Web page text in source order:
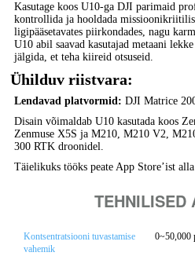
Kasutage koos U10-ga DJI parimaid
kontrollida ja hooldada
ligipääsetavates piirkondades, nagu
U10 abil saavad kasutajad metaani
jälgida, et teha kiireid otsuseid.
Ühilduv riistvara:
Lendavad platvormid: DJI Matrice
Disain võimaldab U10 kasutada koos
Zenmuse X5S ja M210, M210 V2,
300 RTK droonidel.
Täielikuks tööks peate App Store’ist
TEHNILISED
Kontsentratsiooni tuvastamise
vahemik
0~50,000